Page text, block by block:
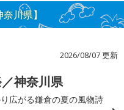
川県】
2026/08/07 更新
神奈川県
広がる鎌倉の夏の風物詩